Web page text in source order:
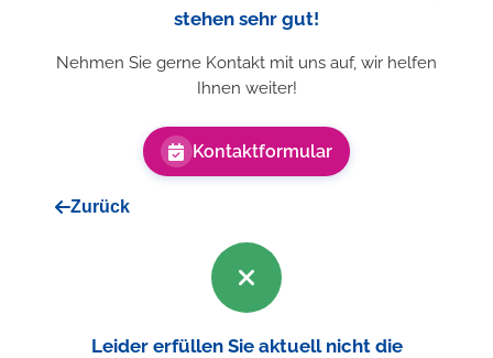
stehen sehr gut!
Nehmen Sie gerne Kontakt mit uns auf, wir helfen
Ihnen weiter!
Kontaktformular
Zurück
Leider erfüllen Sie aktuell nicht die